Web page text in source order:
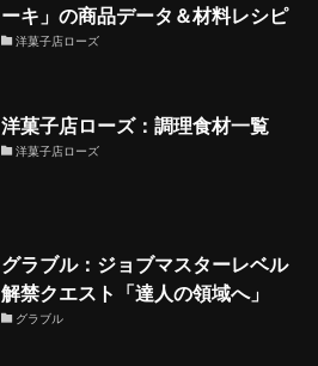
ーキ」の商品データ＆材料レシピ
洋菓子店ローズ
洋菓子店ローズ：調理食材一覧
洋菓子店ローズ
グラブル：ジョブマスターレベル
解禁クエスト「達人の領域へ」
グラブル